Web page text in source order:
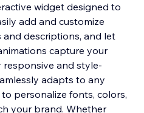
widget designed to
add and customize
descriptions, and let
capture your
responsive and style-
adapts to any
personalize fonts, colors,
your brand. Whether